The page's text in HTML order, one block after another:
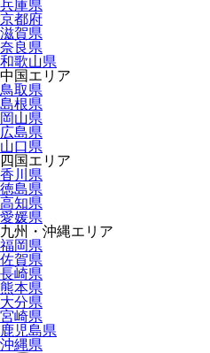
兵庫県
京都府
滋賀県
奈良県
和歌山県
中国エリア
鳥取県
島根県
岡山県
広島県
山口県
四国エリア
香川県
徳島県
高知県
愛媛県
九州・沖縄エリア
福岡県
佐賀県
長崎県
熊本県
大分県
宮崎県
鹿児島県
沖縄県